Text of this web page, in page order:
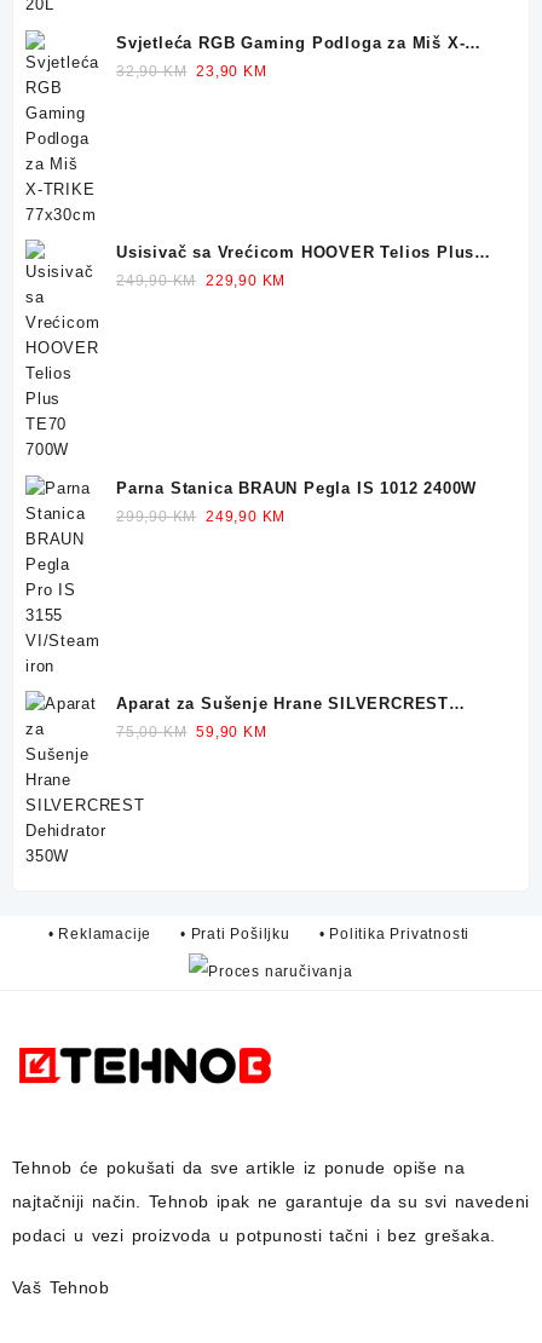
Svjetleća RGB Gaming Podloga za Miš X-
TRIKE 77x30cm
32,90KM Original
23,90 KM
Usisivač sa Vrećicom HOOVER Telios Plus
TE70 700W
249,90KM Original
229,90 KM
Parna Stanica BRAUN Pegla IS 1012 2400W
299,90KM Original
249,90 KM
Aparat za Sušenje Hrane SILVERCREST
Dehidrator 350W
75,00KM Original
59,90 KM
• Reklamacije • Prati Pošiljku • Politika Privatnosti
Tehnob će pokušati da sve artikle iz ponude opiše na
najtačniji način. Tehnob ipak ne garantuje da su svi navedeni
podaci u vezi proizvoda u potpunosti tačni i bez grešaka.
Vaš Tehnob